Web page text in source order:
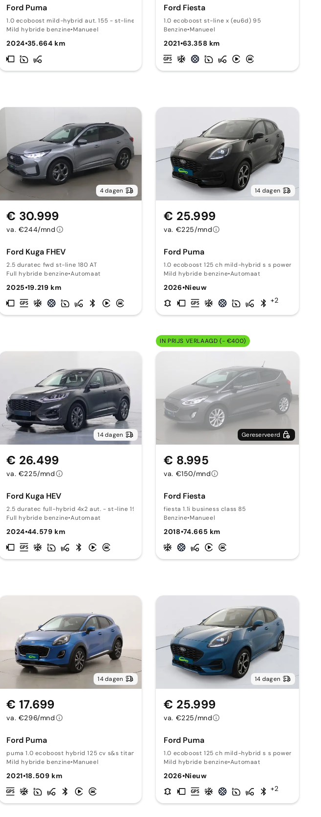
Ford Puma
1.0 ecoboost mild-hybrid aut. 155 - st-line x 155
Mild hybride benzine•Manueel
2024•35.664 km
Ford Fiesta
1.0 ecoboost st-line x (eu6d) 95
Benzine•Manueel
2021•63.358 km
4 dagen
Ford Kuga FHEV
2.5 duratec fwd st-line 180 AT
Full hybride benzine•Automaat
2025•19.219 km
€ 30.999
va. €244/mnd
14 dagen
Ford Puma
1.0 ecoboost 125 ch mild-hybrid s s powershift st-
Mild hybride benzine•Automaat
2026•Nieuw
+2
€ 25.999
va. €225/mnd
14 dagen
Ford Kuga HEV
2.5 duratec full-hybrid 4x2 aut. - st-line 191 AT
Full hybride benzine•Automaat
2024•44.579 km
€ 26.499
va. €225/mnd
IN PRIJS VERLAAGD (- €400)
Gereserveerd
Ford Fiesta
fiesta 1.1i business class 85
Benzine•Manueel
2018•74.665 km
€ 8.995
va. €150/mnd
14 dagen
Ford Puma
puma 1.0 ecoboost hybrid 125 cv s&s titanium 125
Mild hybride benzine•Manueel
2021•18.509 km
€ 17.699
va. €296/mnd
14 dagen
Ford Puma
1.0 ecoboost 125 ch mild-hybrid s s powershift st-
Mild hybride benzine•Automaat
2026•Nieuw
+2
€ 25.999
va. €225/mnd